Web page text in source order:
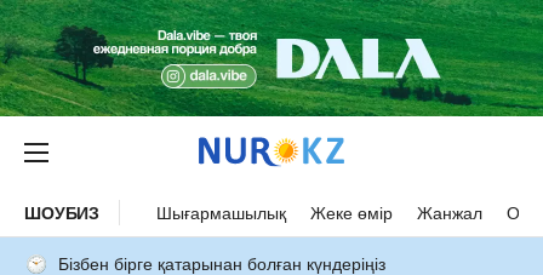
ШОУБИЗ Шығармашылық Жеке өмір Жанжал
Бізбен бірге қатарынан болған күндеріңіз